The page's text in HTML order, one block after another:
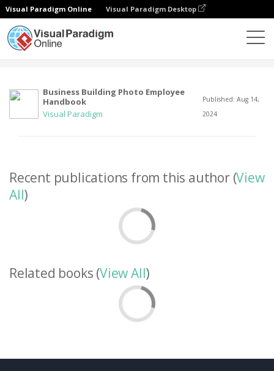
Visual Paradigm Online Visual Paradigm Desktop
Business Building Photo Employee
Handbook
Visual Paradigm
Published: Aug 14,
2024
Recent publications from this author (View
All)
Related books (View All)